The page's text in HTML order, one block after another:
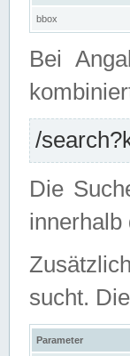
bbox
Bei
/
Die
innerhalb
sucht.
Parameter